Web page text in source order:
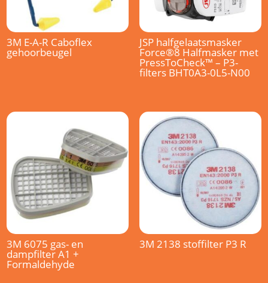
3M E-A-R Caboflex
gehoorbeugel
JSP halfgelaatsmasker
Force®8 Halfmasker met
PressToCheck™ – P3-
filters BHT0A3-0L5-N00
3M 6075 gas- en
dampfilter A1 +
Formaldehyde
3M 2138 stoffilter P3 R